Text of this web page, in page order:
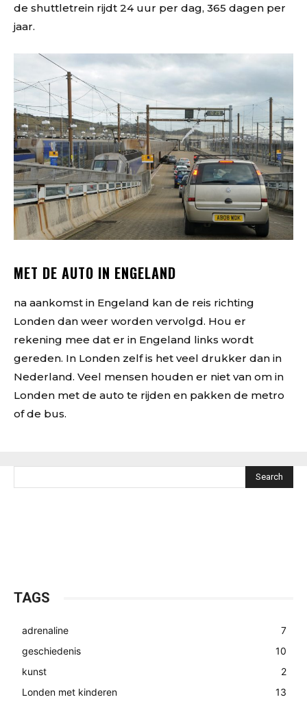
de shuttletrein rijdt 24 uur per dag, 365 dagen per
jaar.
MET DE AUTO IN ENGELAND
na aankomst in Engeland kan de reis richting
Londen dan weer worden vervolgd. Hou er
rekening mee dat er in Engeland links wordt
gereden. In Londen zelf is het veel drukker dan in
Nederland. Veel mensen houden er niet van om in
Londen met de auto te rijden en pakken de metro
of de bus.
Search
TAGS
adrenaline
7
geschiedenis
10
kunst
2
Londen met kinderen
13